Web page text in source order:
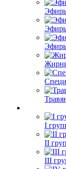
I
II
III